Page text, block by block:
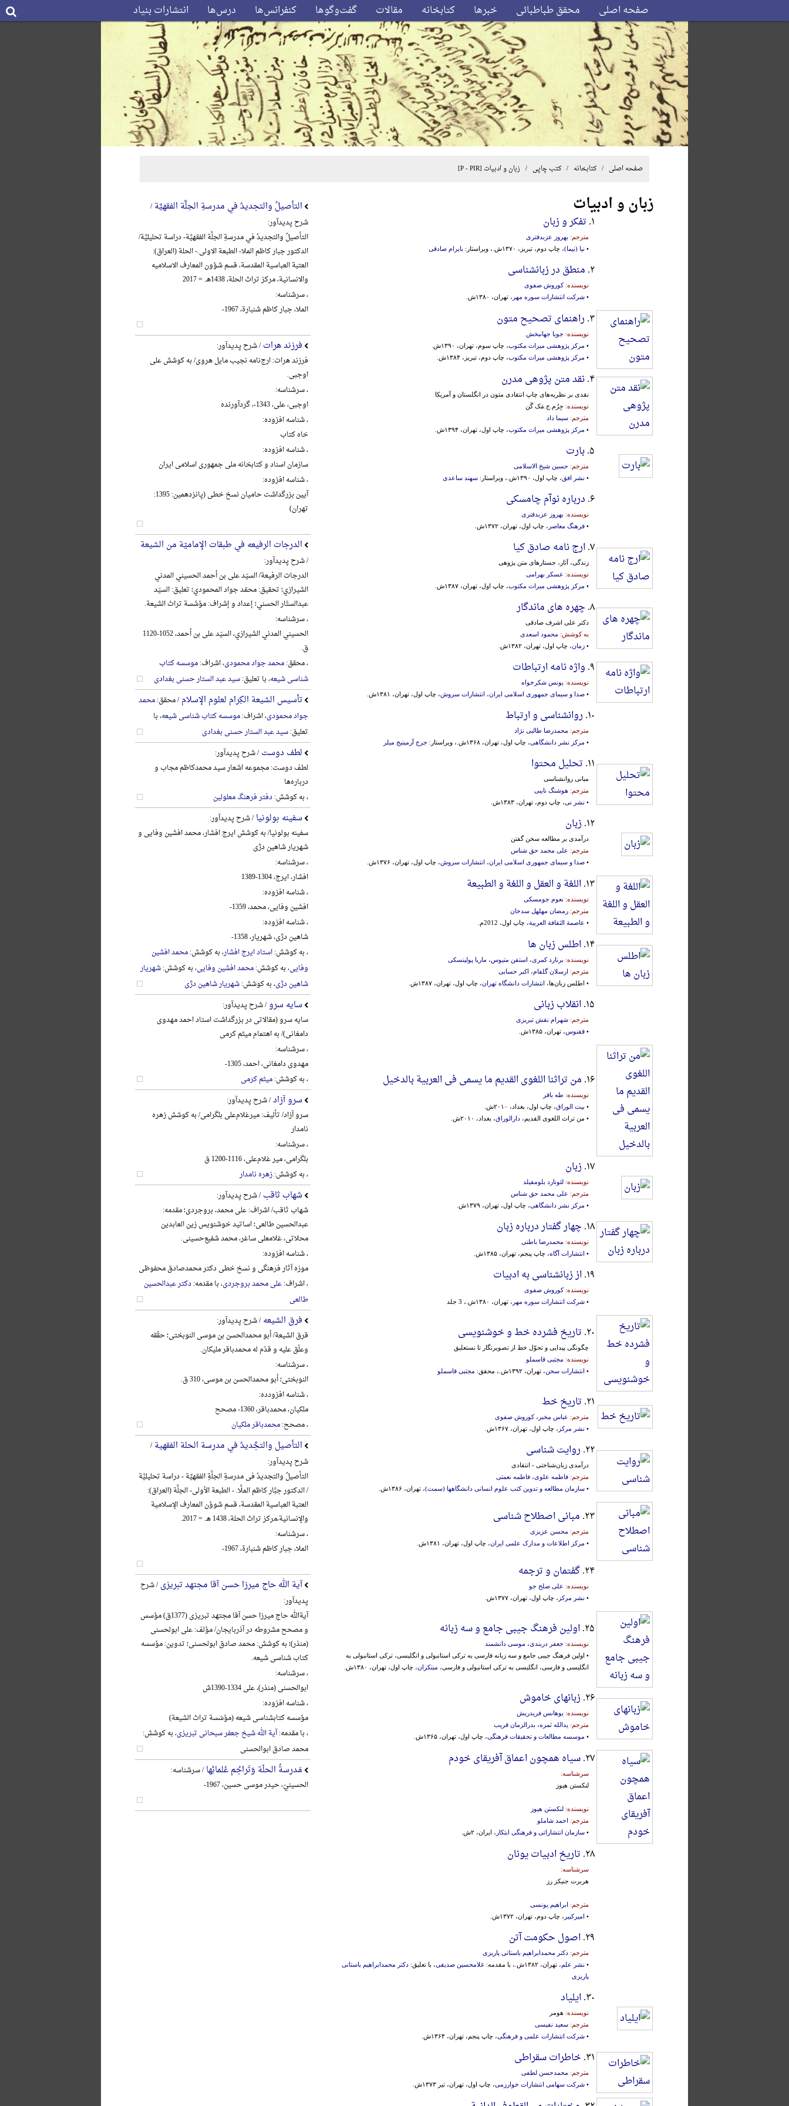
صفحه اصلی محقق طباطبائی خبرها کتابخانه مقالات گفت‌وگوها کنفرانس‌ها درس‌ها انتشارات بنیاد
صفحه اصلی / کتابخانه /کتب چاپی /زبان و ادبیات [P - PIR]
زبان و ادبیات
۱. تفکر و زبان
مترجم: بهروز عزبدفتری
• نیا (نیما)، چاپ دوم، تبریز، ۱۳۷۰ش.، ویراستار: بایرام صادقی
۲. منطق در زبانشناسی
نویسنده:کوروش صفوی
• شرکت انتشارات سوره مهر ، تهران، ۱۳۸۰ش.
۳. راهنمای تصحیح متون
نویسنده: جویا جهانبخش
• مرکز پژوهشی میراث مکتوب، چاپ سوم، تهران، ۱۳۹۰ش.
• مرکز پژوهشی میراث مکتوب، چاپ دوم، تبریز، ۱۳۸۴ش.
۴. نقد متن پژوهی مدرن
نقدی بر نظریه‌های چاپ انتقادی متون در انگلستان و آمریکا
نویسنده: جِرُم.ج.مَک گَن
مترجم: سیما داد
• مرکز پژوهشی میراث مکتوب، چاپ اول، تهران، ۱۳۹۴ش.
۵. بارت
مترجم: حسین شیخ الاسلامی
• نشر افق، چاپ اول، ۱۳۹۰ش.، ویراستار: سهند ساعدی
۶. درباره نوآم چامسکی
نویسنده: بهروز عزبدفتری
• فرهنگ معاصر ، چاپ اول، تهران، ۱۳۷۲ش.
۷. ارج نامه صادق کیا
زندگی، آثار، جستارهای متن پژوهی
نویسنده: عسکر بهرامی
• مرکز پژوهشی میراث مکتوب، چاپ اول، تهران، ۱۳۸۷ش.
۸. چهره های ماندگار
دکتر علی اشرف صادقی
به کوشش: محمود اسعدی
• زمان، چاپ اول، تهران، ۱۳۸۲ش.
۹. واژه نامه ارتباطات
نویسنده: یونس شکرخواه
• صدا و سیمای جمهوری اسلامی ایران، انتشارات سروش، چاپ اول، تهران، ۱۳۸۱ش.
۱۰. روانشناسی و ارتباط
مترجم: محمدرضا طالبی نژاد
• مرکز نشر دانشگاهی، چاپ اول، تهران، ۱۳۶۸ش.، ویراستار: جرج آرمیتیج‌ میلر
۱۱. تحلیل محتوا
مبانی روانشناسی
مترجم: هوشنگ نایبی
• نشر نی، چاپ دوم، تهران، ۱۳۸۳ش.
۱۲. زبان
درآمدی بر مطالعه سخن گفتن
مترجم: علی محمد حق شناس
• صدا و سیمای جمهوری اسلامی ایران، انتشارات سروش، چاپ اول، تهران، ۱۳۷۶ش.
۱۳. اللغة و العقل و اللغة و الطبیعة
نویسنده: نعوم جومسکی
مترجم: رمضان مهلهل سدخان
• عاصمة الثقافة العربیة، چاپ اول، 2012م.
۱۴. اطلس زبان ها
نویسنده: برنارد کمری، استفن متیوس، ماریا پولینسکی
مترجم: ارسلان گلفام، اکبر حسابی
• اطلس زبان‌ها، انتشارات دانشگاه تهران، چاپ اول، تهران، ۱۳۸۷ش.
۱۵. انقلاب زبانی
مترجم: شهرام نقش تبریزی
• ققنوس، تهران، ۱۳۸۵ش.
۱۶. من تراثنا اللغوی القدیم ما یسمی فی العربیة بالدخیل
نویسنده: طه باقر
• بیت الوراق، چاپ اول، بغداد، ۲۰۱۰ش.
• من تراث اللغوی القدیم، دارالوراق، بغداد، ۲۰۱۰ش.
۱۷. زبان
نویسنده: لئونارد بلومفیلد
مترجم: علی محمد حق شناس
• مرکز نشر دانشگاهی، چاپ اول، تهران، ۱۳۷۹ش.
۱۸. چهار گفتار درباره زبان
نویسنده: محمدرضا باطنی
• انتشارات آگاه، چاپ پنجم، تهران، ۱۳۸۵ش.
۱۹. از زبانشناسی به ادبیات
نویسنده:کوروش صفوی
• شرکت انتشارات سوره مهر ، تهران، ۱۳۸۰ش.، 3 جلد
۲۰. تاریخ فشرده خط و خوشنویسی
چگونگی پیدایی و تحوّل خط از تصویرنگار تا نستعلیق
نویسنده: مجتبی قاسملو
• انتشارات سخن، تهران، ۱۳۹۲ش.، محقق: مجتبی قاسملو
۲۱. تاریخ خط
مترجم: عباس مخبر ،کوروش صفوی
• نشر مرکز ، چاپ اول، تهران، ۱۳۶۷ش.
۲۲. روایت شناسی
درآمدی زبان‌شناختی - انتقادی
مترجم: فاطمه علوی، فاطمه نعمتی
• سازمان مطالعه و تدوین‌ کتب‌ علوم‌ انسانی‌ دانشگاهها (سمت‌)، تهران، ۱۳۸۶ش.
۲۳. مبانی اصطلاح شناسی
مترجم: محسن عزیزی
• مرکز اطلاعات و مدارک علمی ایران، چاپ اول، تهران، ۱۳۸۱ش.
۲۴. گفتمان و ترجمه
نویسنده: علی صلح جو
• نشر مرکز ، چاپ اول، تهران، ۱۳۷۷ش.
۲۵. اولین فرهنگ جیبی جامع و سه زبانه
نویسنده: جعفر دربندی، موسی دانشمند
• اولین فرهنگ جیبی جامع و سه زبانه فارسی به ترکی استانبولی و انگلیسی، ترکی استانبولی به
انگلیسی و فارسی، انگلیسی به ترکی استانبولی و فارسی، مبتکران، چاپ اول، تهران، ۱۳۸۰ش.
۲۶. زبانهای خاموش
نویسنده: یوهانس فریدریش
مترجم: یدالله ثمره، بدرالزمان قریب
• موسسه مطالعات و تحقیقات فرهنگی، چاپ اول، تهران، ۱۳۶۵ش.
۲۷. سیاه همچون اعماق آفریقای خودم
سرشناسه:
لنکستن هیوز
نویسنده: لنکستن هیوز
مترجم: احمد شاملو
• سازمان انتشاراتی و فرهنگی ابتکار ، ایران، ۲ش.
۲۸. تاریخ ادبیات یونان
سرشناسه:
هربرت جنیکز رز
مترجم: ابراهیم یونسی
• امیرکبیر ، چاپ دوم، تهران، ۱۳۷۲ش.
۲۹. اصول حکومت آتن
مترجم: دکتر محمدابراهیم باستانی پاریزی
• نشر علم ، تهران، ۱۳۸۲ش.، با مقدمه: غلامحسین صدیقی، با تعلیق: دکتر محمدابراهیم باستانی
پاریزی
۳۰. ایلیاد
نویسنده: هومر
مترجم: سعید نفیسی
• شرکت انتشارات علمی و فرهنگی، چاپ پنجم، تهران، ۱۳۶۴ش.
۳۱. خاطرات سقراطی
مترجم: محمدحسن لطفی
• شرکت سهامی انتشارات خوارزمی، چاپ اول، تهران، تیر ۱۳۷۳ش.
التأصیلُ والتجدیدُ في مدرسةِ الحِلَّة الفقهیَّة/
شرح پدیدآور:
التأصیلُ والتجدیدُ في مدرسةِ الحِلَّة الفقهیَّة- دراسة تحلیلیَّة/
الدکتور جبار کاظم الملا- الطبعة الاولی.- الحلة (العراق):
العتبة العباسیة المقدسة، قسم شؤون المعارف الاسلامیه
والانسانیة، مرکز تراث الحلة، 1438هـ. = 2017
، سرشناسه:
الملا، جبار کاظم شنبارة، 1967-
فرزند هرات/ شرح پدیدآور:
فرزند هرات: ارج‌نامه نجیب مایل هروی/ به کوشش علی
اوجبی.
، سرشناسه:
اوجبی، علی، 1343-، گردآورنده
، شناسه افزوده:
خاه کتاب
، شناسه افزوده:
سازمان اسناد و کتابخانه ملی جمهوری اسلامی ایران
، شناسه افزوده:
آیین بزرگداشت حامیان نسخ خطی (پانزدهمین: 1395:
تهران)
الدرجات الرفیعه في طبقات الإمامیّة من الشیعة
/ شرح پدیدآور:
الدرجات الرفیعة/ السیّد علی بن أحمد الحسیني المدني
الشیرازي؛ تحقیق: محمّد جواد المحمودي؛ تعلیق: السیّد
عبدالستّار الحسني؛ إعداد و إشراف: مؤسَّسة تراث الشیعة.
، سرشناسه:
الحسیني المدني الشیرازي، السیّد علی بن أحمد، 1052-1120
ق.
، محقق:محمد جواد محمودی، اشراف:موسسه کتاب
شناسی شیعه، با تعلیق:سید عبد الستار حسنی بغدادی
تأسیس الشیعة الکِرام لعلوم الإسلام/ محقق:محمد
جواد محمودی، اشراف:موسسه کتاب شناسی شیعه، با
تعلیق:سید عبد الستار حسنی بغدادی
لطف دوست/ شرح پدیدآور:
لطف دوست: مجموعه اشعار سید محمدکاظم مجاب و
درباره‌ها
، به کوشش:دفتر فرهنگ معلولین
سفینه بولونیا/ شرح پدیدآور:
سفینه بولونیا/ به کوشش ایرج افشار، محمد افشین وفایی و
شهریار شاهین دژی
، سرشناسه:
افشار، ایرج، 1304-1389
، شناسه افزوده:
افشین وفایی، محمد، 1359-
، شناسه افزوده:
شاهین دژی، شهریار، 1358-
، به کوشش:استاد ایرج افشار، به کوشش:محمد افشین
وفایی، به کوشش:محمد افشین وفایی، به کوشش:شهریار
شاهین دژی، به کوشش:شهریار شاهین دژی
سایه سرو/ شرح پدیدآور:
سایه سرو (مقالاتی در بزرگداشت استاد احمد مهدوی
دامغانی)/ به اهتمام میثم کرمی
، سرشناسه:
مهدوی دامغانی، احمد، 1305-
، به کوشش:میثم کرمی
سرو آزاد/ شرح پدیدآور:
سرو آزاد/ تألیف: میرغلام‌علی بلگرامی/ به کوشش زهره
نامدار
، سرشناسه:
بلگرامی، میر غلام‌علی، 1116-1200 ق
، به کوشش:زهره نامدار
شهاب ثاقب/ شرح پدیدآور:
شهاب ثاقب/ اشراف: علی محمد، بروجردی؛ مقدمه:
عبدالحسین طالعی؛ اساتید خوشنویس زین العابدین
محلاتی، غلامعلی ساغر، محمد شفیع‌حسینی.
، شناسه افزوده:
موزه آثار فرهنگی و نسخ خطی دکتر محمدصادق محفوظی
، اشراف:علی محمد بروجردی، با مقدمه:دکتر عبدالحسین
طالعی
فرق الشیعه/ شرح پدیدآور:
قرق الشیعة/ أبو محمدالحسن بن موسی النوبختی؛ حقّقه
وعلّق علیه و قدّم له محمدباقر ملیکان.
، سرشناسه:
النوبختی؛ أبو محمدالحسن بن موسی، 310 ق.
، شناسه افزودده:
ملکیان، محمدباقر، 1360- مصحح
، مصحح:محمدباقر ملکیان
التأصیل والتجَّدیدُ في مدرسة الحلة الفقهیة/
شرح پدیدآور:
التأصیلُ والتجدیدُ فی مدرسةِ الحِلَّةِ الفقهیِّة - دراسة تحلیلیَّة
/ الدکتور جبَّار کاظم الملَّا. - الطبعة الأولی- الحِلَّة (العراق):
العتبة العباسیة المقدسة، قسم شوؤن المعارف الإسلامیة
والإنسانیة،‌مرکز تراث الحلة، 1438 هـ. = 2017.
، سرشناسه:
الملا، جبار کاظم شنبارة، 1967-
آیة الله حاج میرزا حسن آقا مجتهد تبریزی/ شرح
پدیدآور:
آیةالله حاج میرزا حسن آقا مجتهد تبریزی (1377ق) مؤسس
و مصحح مشروطه در آذربایجان/ مؤلف: علی ابولحسنی
(منذر)؛ به کوشش: محمد صادق ابولحسنی؛ تدوین: مؤسسه
کتاب شناسی شیعه.
، سرشناسه:
ابوالحسنی (منذر)، علی 1334-1390ش
، شناسه افزوده:
مؤسسه کتابشناسی شیعه (مؤسّسة تراث الشیعة)
، با مقدمه:آیة الله شیخ جعفر سبحانی تبریزی، به کوشش:
محمد صادق ابوالحسنی
مَدرسةُ الحلّة وَتَراجُم عُلمائِها/ سرشناسه:
الحسینيّ، حیدر موسی حسین، 1967-